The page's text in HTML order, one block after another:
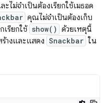
ไม่จำเป็นต้องเรียกใช้เมธอด
คุณไม่จำเป็นต้องเก็บ
เรียกใช้ show() ด้วยเหตุนี้
ร้างและแสดง Snackbar ใน